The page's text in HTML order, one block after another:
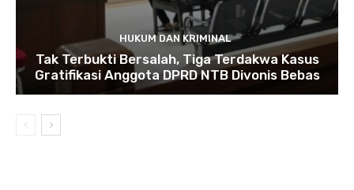
HUKUM DAN KRIMINAL
Tak Terbukti Bersalah, Tiga Terdakwa Kasus
Gratifikasi Anggota DPRD NTB Divonis Bebas